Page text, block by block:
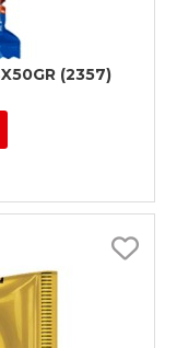
(2357)